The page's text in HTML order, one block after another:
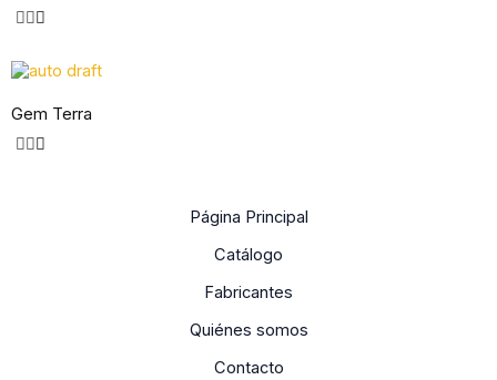
Gem Terra
Página Principal
Catálogo
Fabricantes
Quiénes somos
Contacto